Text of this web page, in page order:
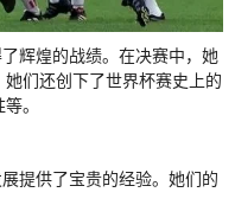
辉煌的战绩。在决赛中，她
们还创下了世界杯赛史上的
。
提供了宝贵的经验。她们的